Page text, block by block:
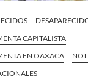
CAPITALISTA
EN OAXACA